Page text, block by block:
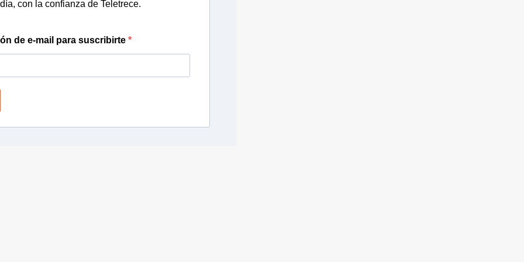
con la confianza de Teletrece.
de e-mail para suscribirte